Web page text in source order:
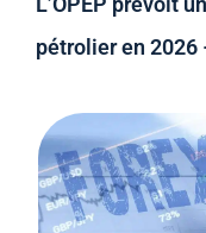
pétrolier en 2026